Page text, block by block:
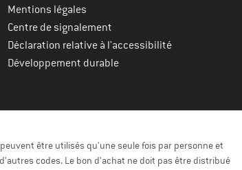
Mentions légales
Centre de signalement
Déclaration relative à l'accessibilité
Développement durable
être utilisés qu'une seule fois par personne et
codes. Le bon d'achat ne doit pas être distribué